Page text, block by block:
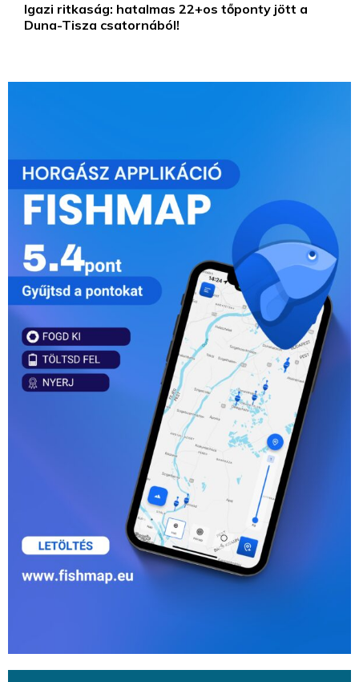
Igazi ritkaság: hatalmas 22+os tőponty jött a
Duna-Tisza csatornából!